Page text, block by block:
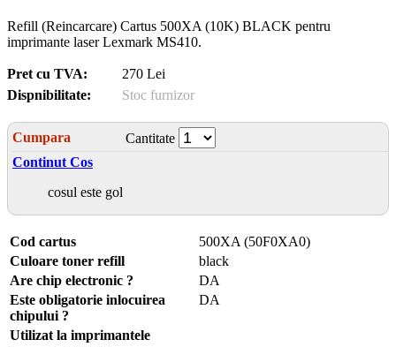
Refill (Reincarcare) Cartus 500XA (10K) BLACK pentru
imprimante laser Lexmark MS410.
Pret cu TVA:
270 Lei
Dispnibilitate:
Stoc furnizor
Cumpara
Cantitate
Continut Cos
cosul este gol
Cod cartus
500XA (50F0XA0)
Culoare toner refill
black
Are chip electronic ?
DA
Este obligatorie inlocuirea
chipului ?
DA
Utilizat la imprimantele